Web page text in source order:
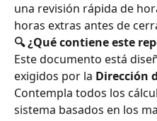
una revisión rápida de
horas extras antes de
🔍 ¿Qué contiene este
Este documento está
exigidos por la Dirección
Contempla todos los
sistema basados en los